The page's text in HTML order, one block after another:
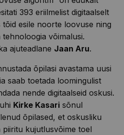
393 eriilmelist digitaalselt
esile noorte loovuse ning
võimalusi.
ajuteadlane Jaan Aru.
õpilasi avastama uusi
saab toetada loomingulist
nende digitaalseid oskusi.
Kirke Kasari sõnul
õpilased, et oskusliku
kujutlusvõime toel